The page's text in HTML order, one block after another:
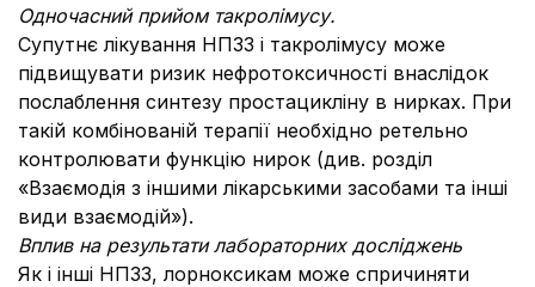
Одночасний прийом такролімусу.
Супутнє лікування НПЗЗ і такролімусу може
підвищувати ризик нефротоксичності внаслідок
послаблення синтезу простацикліну в нирках. При
такій комбінованій терапії необхідно ретельно
контролювати функцію нирок (див. розділ
«Взаємодія з іншими лікарськими засобами та інші
види взаємодій»).
Вплив на результати лабораторних досліджень
Як і інші НПЗЗ, лорноксикам може спричиняти